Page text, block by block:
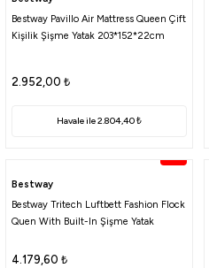
Bestway Pavillo Air Mattress Queen Çift
Kişilik Şişme Yatak 203*152*22cm
2.952,00 ₺
Havale ile 2.804,40 ₺
Bestway
Bestway Tritech Luftbett Fashion Flock
Quen With Built-In Şişme Yatak
4.179,60 ₺